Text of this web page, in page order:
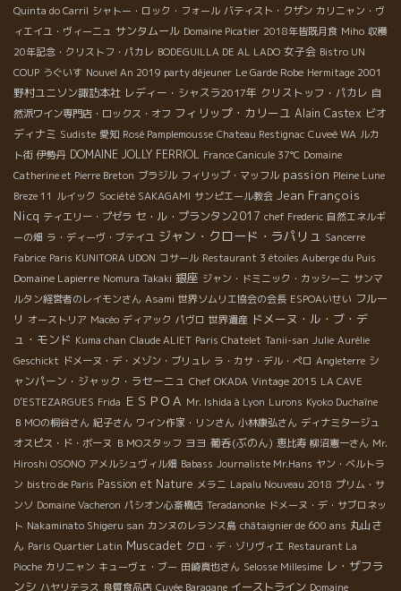
Quinta do Carril シャトー・ロック・フォール バティスト・クザン カリニャン・ヴ
ィエイユ・ヴィーニュ サンタムール Domaine Picatier 2018年皆既月食 Miho 収穫
20年記念・クリストフ・パカレ BODEGUILLA DE AL LADO 女子会 Bistro UN
COUP うぐいす Nouvel An 2019 party déjeuner Le Garde Robe Hermitage 2001
野村ユニソン諏訪本社 レディー・シャスラ2017年 クリストッフ・パカレ 自
然派ワイン専門店・ロックス・オフ フィリップ・カリーユ Alain Castex ビオ
ディナミ Sudiste 愛知 Rosé Pamplemousse Chateau Restignac Cuveé WA ルカ
ト街 伊勢丹 DOMAINE JOLLY FERRIOL France Canicule 37℃ Domaine
Catherine et Pierre Breton ブラジル フィリップ・マッフル passion Pleine Lune
Breze 11 ルイック Société SAKAGAMI サンピエール教会 Jean François
Nicq ティエリー・プゼラ セ・ル・プランタン2017 chef Frederic 自然エネルギ
ーの畑 ラ・ディーヴ・ブテイユ ジャン・クロード・ラパリュ Sancerre
Fabrice Paris KUNITORA UDON コサール Restaurant 3 étoiles Auberge du Puis
Domaine Lapierre Nomura Takaki 銀座 ジャン・ドミニック・カッシーニ サンマ
ルタン経営者のレイモンさん Asami 世界ソムリエ協会の会長 ESPOAいせい フルー
リ オーストリア Macéo ディアック パヴロ 世界遺産 ドメーヌ・ル・ブ・デ
ュ・モンド Kuma chan Claude ALIET Paris Chatelet Tanii-san Julie Aurélie
Geschickt ドメーヌ・デ・メゾン・ブリュレ ラ・カサ・デル・ぺロ Angleterre シ
ャンパーン・ジャック・ラセーニュ Chef OKADA Vintage 2015 LA CAVE
D’ESTEZARGUES Frida ＥＳＰＯＡ Mr. Ishida à Lyon Lurons Kyoko Duchaîne
ＢＭОの桐谷さん 紀子さん ワイン作家・リンさん 小林康弘さん ディナミタージュ
オスピス・ド・ボーヌ ＢＭОスタッフ ヨヨ 葡呑(ぶのん) 恵比寿 柳沼憲一さん Mr.
Hiroshi OSONO アメルシュヴィル畑 Babass Journaliste Mr.Hans ヤン・ベルトラ
ン bistro de Paris Passion et Nature メラニ Lapalu Nouveau 2018 プリム・サ
ンソ Domaine Vacheron パシオン心斎橋店 Teradanonke ドメーヌ・デ・サブロネッ
ト Nakaminato Shigeru san カンヌのレランス島 châtaignier de 600 ans 丸山さ
ん Paris Quartier Latin Muscadet クロ・デ・ゾリヴィエ Restaurant La
Pioche カリニャン キューヴェ・ブー 田崎真也さん Selosse Millesime レ・ザフラ
ンシ ハヤリテラス 良質食品店 Cuvée Baragane イーストライン Domaine